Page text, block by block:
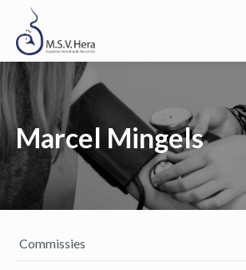
Marcel Mingels
Commissies